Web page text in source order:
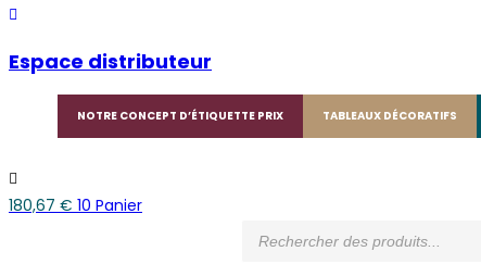
Espace distributeur
NOTRE CONCEPT D’ÉTIQUETTE PRIX TABLEAUX DÉCORATIFS
180,67 € 10 Panier
de